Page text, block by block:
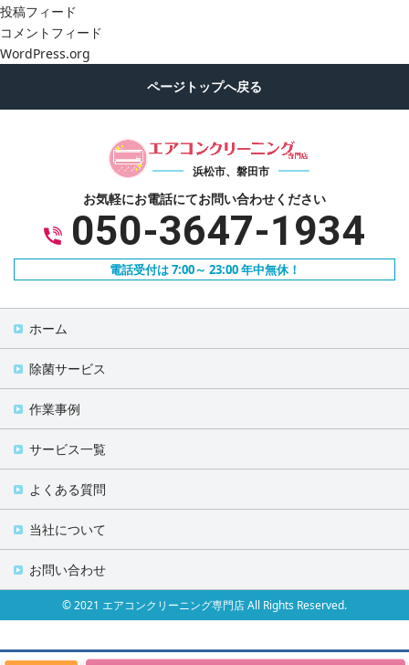
投稿フィード
コメントフィード
WordPress.org
浜松市、磐田市
お気軽にお電話にてお問い合わせください
050-3647-1934
電話受付は 7:00～ 23:00 年中無休！
ホーム
除菌サービス
作業事例
サービス一覧
よくある質問
当社について
お問い合わせ
© 2021 エアコンクリーニング専門店 All Rights Reserved.